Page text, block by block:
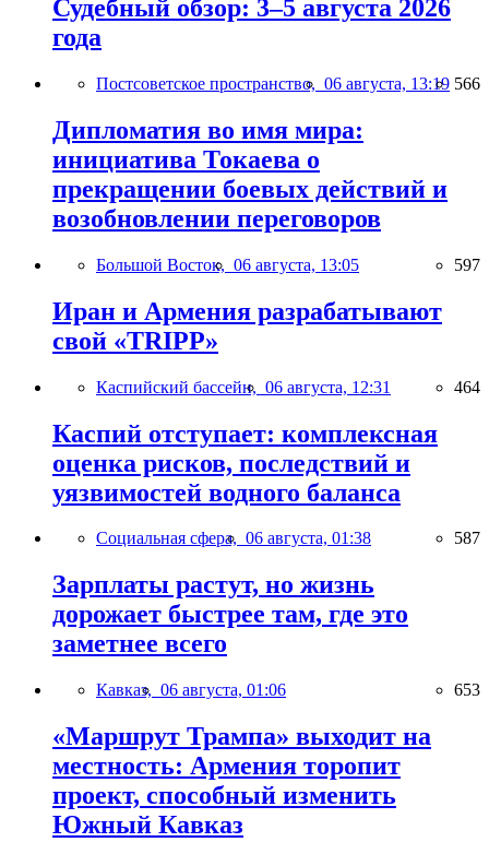
Судебный обзор: 3–5 августа 2026
года
Постсоветское пространство, 06 августа, 13:19 566
Дипломатия во имя мира:
инициатива Токаева о
прекращении боевых действий и
возобновлении переговоров
Большой Восток, 06 августа, 13:05 597
Иран и Армения разрабатывают
свой «TRIPP»
Каспийский бассейн, 06 августа, 12:31 464
Каспий отступает: комплексная
оценка рисков, последствий и
уязвимостей водного баланса
Социальная сфера, 06 августа, 01:38 587
Зарплаты растут, но жизнь
дорожает быстрее там, где это
заметнее всего
Кавказ, 06 августа, 01:06 653
«Маршрут Трампа» выходит на
местность: Армения торопит
проект, способный изменить
Южный Кавказ